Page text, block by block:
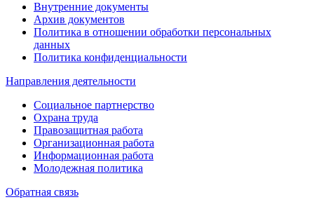
Внутренние документы
Архив документов
Политика в отношении обработки персональных
данных
Политика конфиденциальности
Направления деятельности
Социальное партнерство
Охрана труда
Правозащитная работа
Организационная работа
Информационная работа
Молодежная политика
Обратная связь